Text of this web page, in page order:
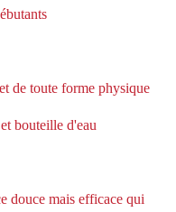
de toute forme physique
bouteille d'eau
douce mais efficace qui